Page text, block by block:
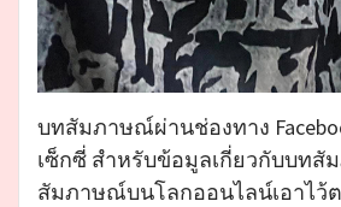
บทสัมภาษณ์ผ่านช่องทาง
เซ็กซี่ สำหรับข้อมูลเกี่ยวกับบทสั
สัมภาษณ์บนโลกออนไลน์เอาไว้